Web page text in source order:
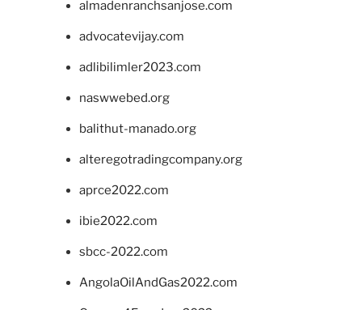
almadenranchsanjose.com
advocatevijay.com
adlibilimler2023.com
naswwebed.org
balithut-manado.org
alteregotradingcompany.org
aprce2022.com
ibie2022.com
sbcc-2022.com
AngolaOilAndGas2022.com